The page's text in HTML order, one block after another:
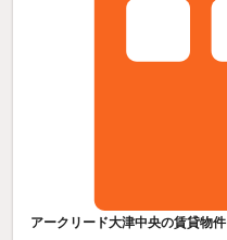
アークリード大津中央の賃貸物件